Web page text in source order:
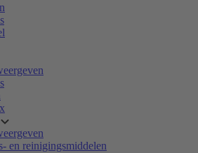
en reinigingsmiddelen